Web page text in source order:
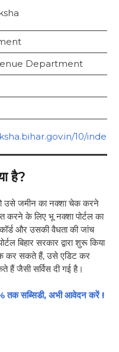
Department
10/
है?
उसे जमीन का नक्शा चेक करने
करने के लिए भू नक्शा पोर्टल का
और उसकी वैधता की जांच
बिहार सरकार द्वारा शुरू किया
कर सकते हैं, उसे एडिट कर
जैसी सर्विस दी गई है।
तक सब्सिडी, अभी आवेदन करें !